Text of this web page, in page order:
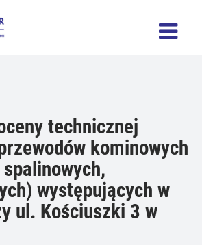
technicznej
kominowych
występujących w
ul. Kościuszki 3 w